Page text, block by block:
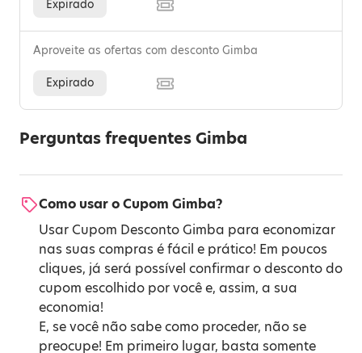
Expirado
Aproveite as ofertas com desconto Gimba
Expirado
Perguntas frequentes Gimba
Como usar o Cupom Gimba?
Usar Cupom Desconto Gimba para economizar
nas suas compras é fácil e prático! Em poucos
cliques, já será possível confirmar o desconto do
cupom escolhido por você e, assim, a sua
economia!
E, se você não sabe como proceder, não se
preocupe! Em primeiro lugar, basta somente